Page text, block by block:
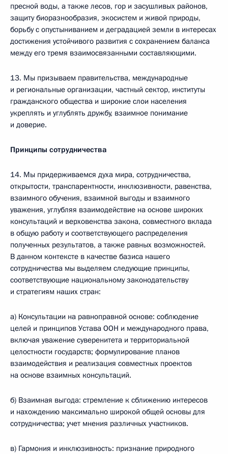
пресной воды, а также лесов, гор и засушливых районов,
защиту биоразнообразия, экосистем и живой природы,
борьбу с опустыниванием и деградацией земли в интересах
достижения устойчивого развития с сохранением баланса
между его тремя взаимосвязанными составляющими.
13. Мы призываем правительства, международные
и региональные организации, частный сектор, институты
гражданского общества и широкие слои населения
укреплять и углублять дружбу, взаимное понимание
и доверие.
Принципы сотрудничества
14. Мы придерживаемся духа мира, сотрудничества,
открытости, транспарентности, инклюзивности, равенства,
взаимного обучения, взаимной выгоды и взаимного
уважения, углубляя взаимодействие на основе широких
консультаций и верховенства закона, совместного вклада
в общую работу и соответствующего распределения
полученных результатов, а также равных возможностей.
В данном контексте в качестве базиса нашего
сотрудничества мы выделяем следующие принципы,
соответствующие национальному законодательству
и стратегиям наших стран:
а) Консультации на равноправной основе: соблюдение
целей и принципов Устава ООН и международного права,
включая уважение суверенитета и территориальной
целостности государств; формулирование планов
взаимодействия и реализация совместных проектов
на основе взаимных консультаций.
б) Взаимная выгода: стремление к сближению интересов
и нахождению максимально широкой общей основы для
сотрудничества; учет мнения различных участников.
в) Гармония и инклюзивность: признание природного